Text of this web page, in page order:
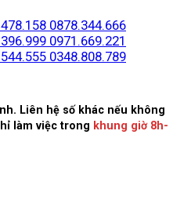
0878.344.666
0971.669.221
0348.808.789
Liên hệ số khác nếu không
làm việc trong khung giờ 8h-